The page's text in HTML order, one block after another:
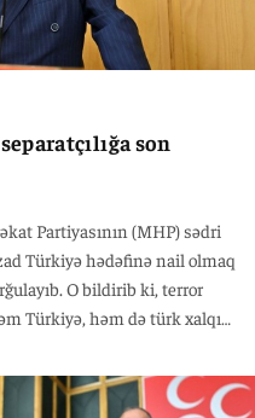
son
Partiyasının (MHP) sədri
Türkiyə hədəfinə nail olmaq
O bildirib ki, terror
Türkiyə, həm də türk xalqı
narahat olmasın, qazilərimiz
aşağı etməyəcəyik.